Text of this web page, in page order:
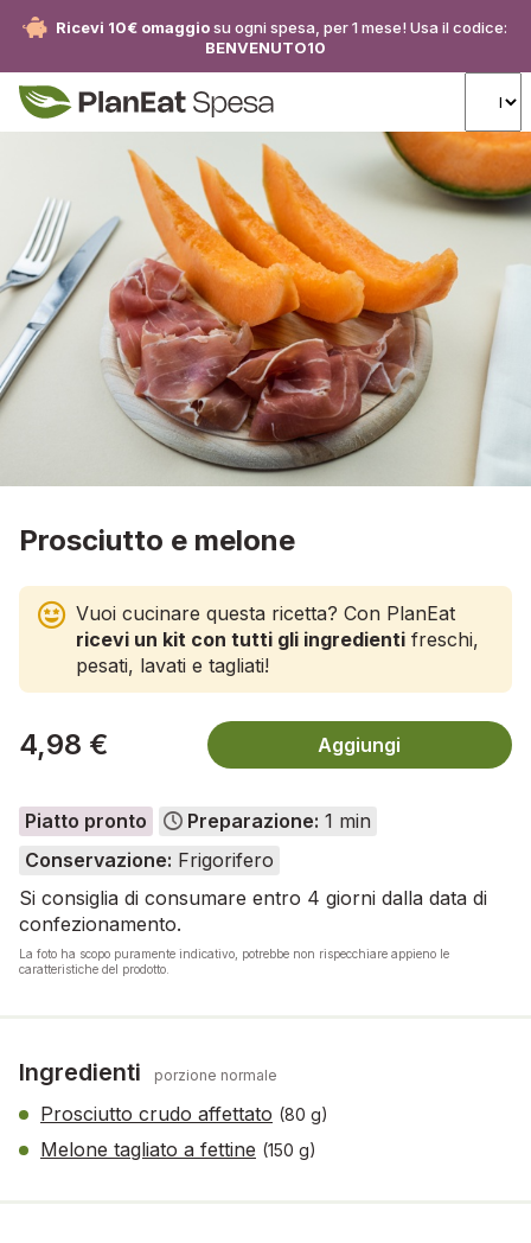
Ricevi 10€ omaggiosu ogni spesa, per 1 mese! Usa il codice:
BENVENUTO10
Prosciutto e melone
Vuoi cucinare questa ricetta? Con PlanEat
ricevi un kit con tutti gli ingredienti freschi,
pesati, lavati e tagliati!
4,98 € Aggiungi
Piatto pronto Preparazione: 1 min
Conservazione: Frigorifero
Si consiglia di consumare entro 4 giorni dalla data di
confezionamento.
La foto ha scopo puramente indicativo, potrebbe non rispecchiare appieno le
caratteristiche del prodotto.
Ingredienti porzione normale
Prosciutto crudo affettato (80 g)
Melone tagliato a fettine (150 g)